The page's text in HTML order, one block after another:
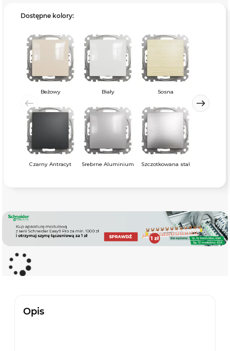
Dostępne kolory:
Beżowy Biały Sosna
Czarny Antracyt Srebrne Aluminium Szczotkowana stal
Opis